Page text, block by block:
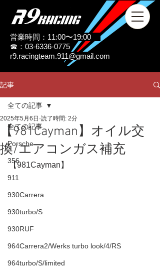
営業時間：11:00〜19:00
☎：03-6336-0775
r9.racingteam.911@gmail.com
記事
全ての記事
Porsche
356
911
930Carrera
930turbo/S
930RUF
964Carrera2/Werks turbo look/4/RS
964turbo/S/limited
全ての記事
【981Cayman】オイル交
換/エアコンガス補充
2025年5月6日 読了時間: 2分
【981Cayman】